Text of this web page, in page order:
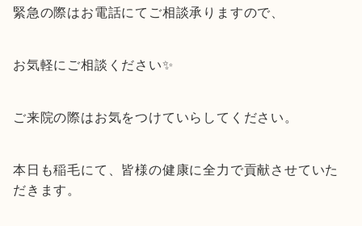
緊急の際はお電話にてご相談承りますので、
お気軽にご相談ください✨
ご来院の際はお気をつけていらしてください。
本日も稲毛にて、皆様の健康に全力で貢献させていた
だきます。